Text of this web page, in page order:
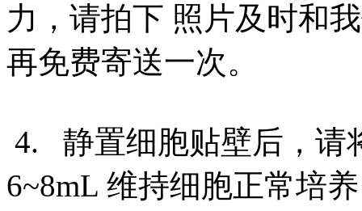
力，请拍下 照片及时和
再免费寄送一次。
4. 静置细胞贴壁后，请
6~8mL 维持细胞正常培